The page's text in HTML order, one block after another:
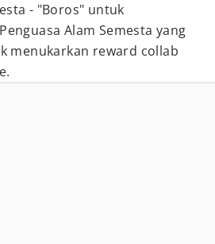
- "Boros" untuk
Alam Semesta yang
menukarkan reward collab